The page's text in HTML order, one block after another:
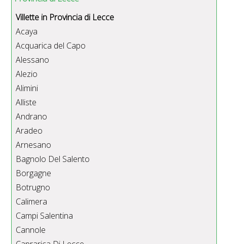
Villette in Provincia di Lecce
Acaya
Acquarica del Capo
Alessano
Alezio
Alimini
Alliste
Andrano
Aradeo
Arnesano
Bagnolo Del Salento
Borgagne
Botrugno
Calimera
Campi Salentina
Cannole